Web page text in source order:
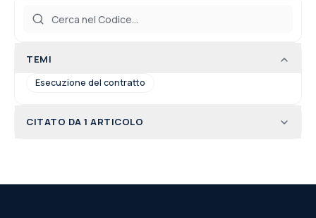
TEMI
Esecuzione del contratto
CITATO DA 1 ARTICOLO